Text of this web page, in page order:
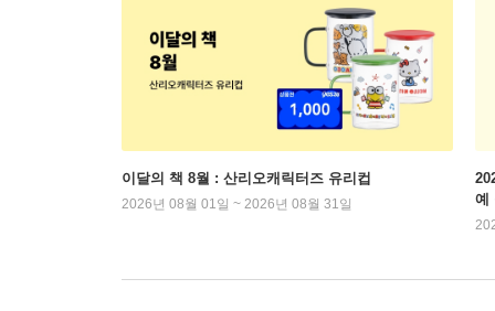
이달의 책 8월 : 산리오캐릭터즈 유리컵
2026년 08월 01일 ~ 2026년 08월 31일
예